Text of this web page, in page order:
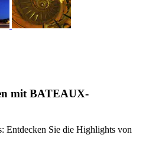
mit BATEAUX-
Entdecken Sie die Highlights von